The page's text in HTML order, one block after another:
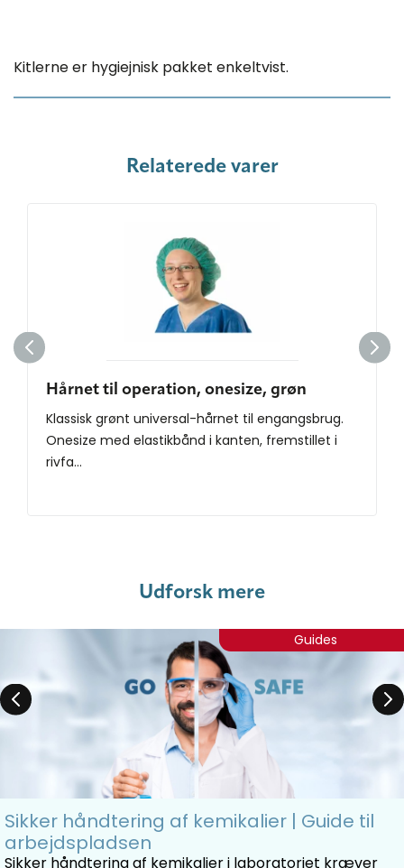
Kitlerne er hygiejnisk pakket enkeltvist.
Relaterede varer
Hårnet til operation, onesize, grøn
Klassisk grønt universal-hårnet til engangsbrug.
Onesize med elastikbånd i kanten, fremstillet i
rivfa...
Udforsk mere
Guides
Sikker håndtering af kemikalier | Guide til
arbejdspladsen
Sikker håndtering af kemikalier i laboratoriet kræver